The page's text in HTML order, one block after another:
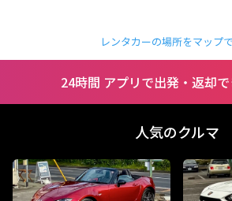
レンタカーの場所をマップ
24時間 アプリで出発・返却
人気のクルマ